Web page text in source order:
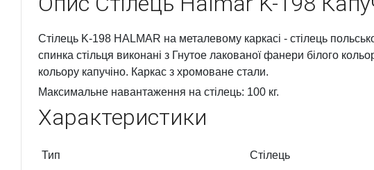
Стілець K-198 HALMAR на металевому каркасі - стілець
спинка стільця виконані з Гнутое лакованої фанери білого
кольору капучіно. Каркас з хромоване стали.
Максимальне навантаження на стілець: 100 кг.
Характеристики
Тип
Стілець